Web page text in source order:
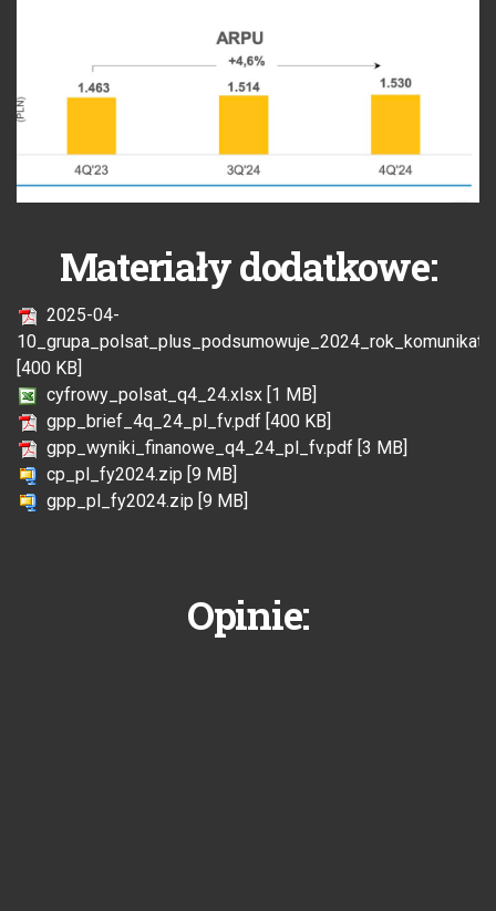
Materiały dodatkowe:
2025-04-
[400 KB]
cyfrowy_polsat_q4_24.xlsx [1 MB]
gpp_brief_4q_24_pl_fv.pdf [400 KB]
gpp_wyniki_finanowe_q4_24_pl_fv.pdf [3 MB]
cp_pl_fy2024.zip [9 MB]
gpp_pl_fy2024.zip [9 MB]
Opinie: